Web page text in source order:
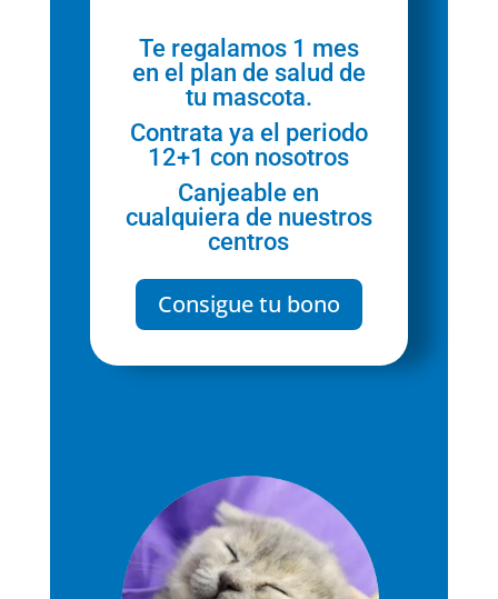
Te regalamos 1 mes
en el plan de salud de
tu mascota.
Contrata ya el periodo
12+1 con nosotros
Canjeable en
cualquiera de nuestros
centros
Consigue tu bono